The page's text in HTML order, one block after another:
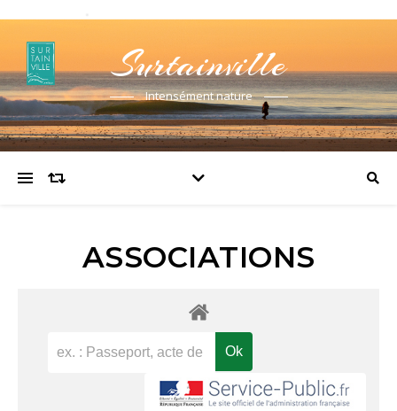
Surtainville
Intensément nature
ASSOCIATIONS